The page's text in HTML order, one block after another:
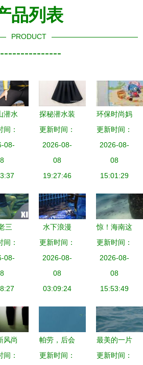
品列表
PRODUCT
潜水
产技
定
工与
艺解
间：
08-
探秘潜水装
备 强光手
电筒与潜水
服配套购买
指南
更新时间：
2026-08-
08
19:27:46
环保时尚妈
咪包 从潜
水服中回收
的潮流之选
更新时间：
2026-08-
08
15:01:29
三
中
婚的
之变
间：
08-
水下浪漫
章子怡与汪
峰身穿Kitty
猫和小黄人
潜水服互动
更新时间：
2026-08-
08
03:09:24
惊！海南这
片海，一大
波“美人
鱼”让人大
饱眼福
更新时间：
2026-08-
08
15:53:49
风尚
防晒
间：
帕劳，后会
有期——记
更新时间：
最美的一片
海 神秘而
更新时间：